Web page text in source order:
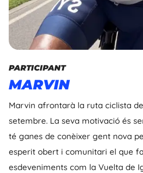
PARTICIPANT
MARVIN
Marvin afrontarà la ruta ciclista
setembre. La seva motivació és
té ganes de conèixer gent nova
esperit obert i comunitari el que
esdeveniments com la Vuelta de